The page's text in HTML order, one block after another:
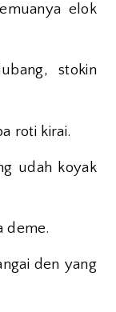
elok
stokin
roti kirai.
udah koyak
deme.
den yang